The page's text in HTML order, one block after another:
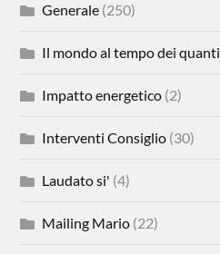
Generale (250)
Il mondo al tempo dei quanti
Impatto energetico (2)
Interventi Consiglio (30)
Laudato si' (4)
Mailing Mario (22)